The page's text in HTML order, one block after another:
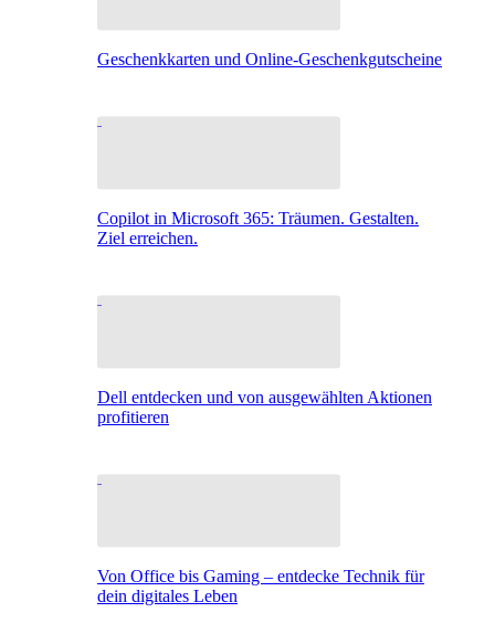
Geschenkkarten und Online-Geschenkgutscheine
Copilot in Microsoft 365: Träumen. Gestalten.
Ziel erreichen.
Dell entdecken und von ausgewählten Aktionen
profitieren
Von Office bis Gaming – entdecke Technik für
dein digitales Leben